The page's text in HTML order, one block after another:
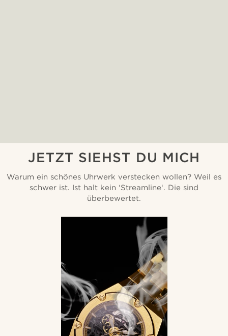
JETZT SIEHST DU MICH
Warum ein schönes Uhrwerk verstecken wollen? Weil es
schwer ist. Ist halt kein ‘Streamline‘. Die sind
überbewertet.